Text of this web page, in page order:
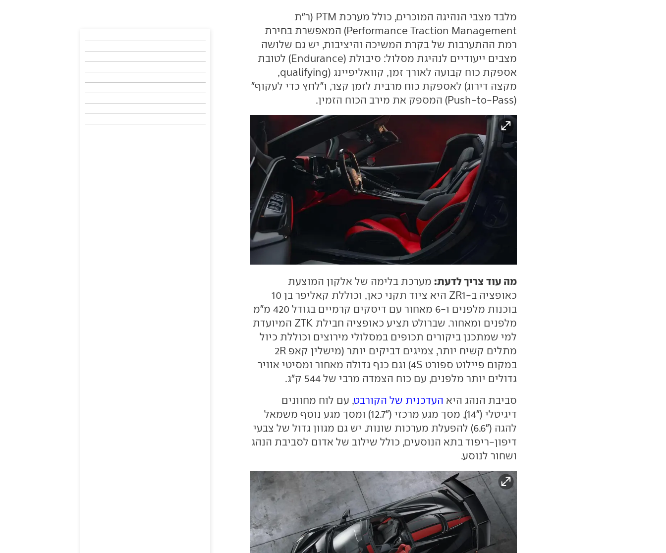
מלבד מצבי הנהיגה המוכרים, כולל מערכת PTM (ר"ת
Performance Traction Management) המאפשרת בחירת
רמת ההתערבות של בקרת המשיכה והיציבות, יש גם שלושה
מצבים ייעודיים לנהיגת מסלול: סיבולת (Endurance) לטובת
אספקת כוח קבועה לאורך זמן, קוואליפיינג (qualifying,
מקצה דירוג) לאספקת כוח מרבית לזמן קצר, ו"לחץ כדי לעקוף"
(Push-to-Pass) המספק את מירב הכוח הזמין.
מה עוד צריך לדעת: מערכת בלימה של אלקון המוצעת
כאופציה ב-ZR1 היא ציוד תקני כאן, וכוללת קאליפר בן 10
בוכנות מלפנים ו-6 מאחור עם דיסקים קרמיים בגודל 420 מ"מ
מלפנים ומאחור. שברולט תציע כאופציה חבילת ZTK המיועדת
למי שמתכנן ביקורים תכופים במסלולי מירוצים וכוללת כיול
מתלים קשיח יותר, צמיגים דביקים יותר (מישלין קאפ 2R
במקום פיילוט ספורט 4S) וגם כנף גדולה מאחור ומסיטי אוויר
גדולים יותר מלפנים, עם כוח הצמדה מרבי של 544 ק"ג.
סביבת הנהג היא העדכנית של הקורבט, עם לוח מחוונים
דיגיטלי ("14), מסך מגע מרכזי ("12.7) ומסך מגע נוסף משמאל
להגה ("6.6) להפעלת מערכות שונות. יש גם מגוון גדול של צבעי
דיפון-ריפוד בתא הנוסעים, כולל שילוב של אדום לסביבת הנהג
ושחור לנוסע.